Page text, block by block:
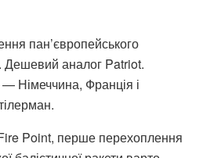
пан’європейського
Дешевий аналог Patriot.
— Німеччина, Франція і
Point, перше перехоплення